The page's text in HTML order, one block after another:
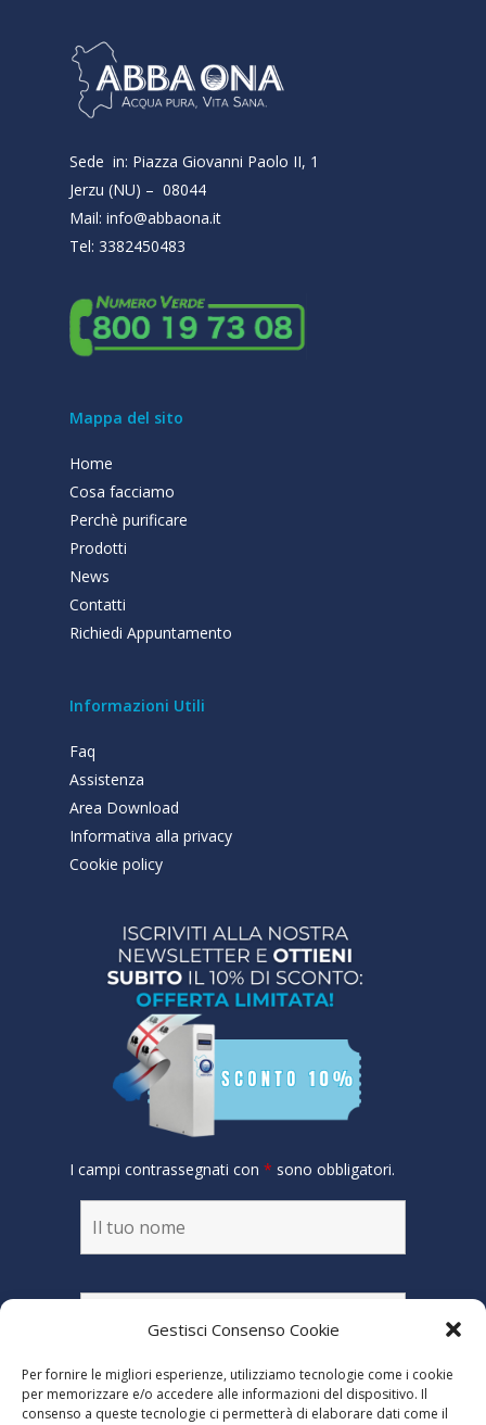
Gestisci Consenso Cookie
Per fornire le migliori esperienze, utilizziamo tecnologie come i cookie
per memorizzare e/o accedere alle informazioni del dispositivo. Il
consenso a queste tecnologie ci permetterà di elaborare dati come il
Sede in: Piazza Giovanni Paolo II, 1
Jerzu (NU) – 08044
Mail: info@abbaona.it
Tel: 3382450483
Mappa del sito
Home
Cosa facciamo
Perchè purificare
Prodotti
News
Contatti
Richiedi Appuntamento
Informazioni Utili
Faq
Assistenza
Area Download
Informativa alla privacy
Cookie policy
I campi contrassegnati con * sono obbligatori.